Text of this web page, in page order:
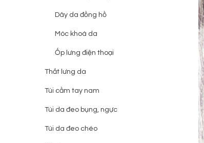
Dây da đồng hồ
Móc khoá da
Ốp lưng điện thoại
Thắt lưng da
Túi cầm tay nam
Túi da đeo bụng, ngực
Túi da đeo chéo